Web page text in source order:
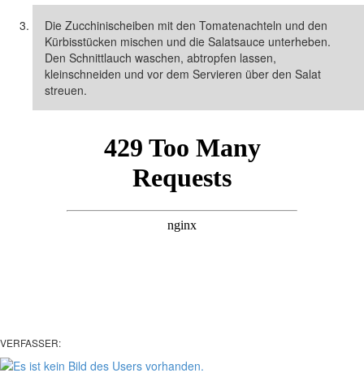
Die Zucchinischeiben mit den Tomatenachteln und den
Kürbisstücken mischen und die Salatsauce unterheben.
Den Schnittlauch waschen, abtropfen lassen,
kleinschneiden und vor dem Servieren über den Salat
streuen.
VERFASSER: